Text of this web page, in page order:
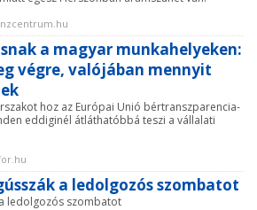
a magyar munkahelyeken:
végre, valójában mennyit
hoz az Európai Unió bértranszparencia-
eddiginél átláthatóbbá teszi a vállalati
a ledolgozós szombatot
ledolgozós szombatot